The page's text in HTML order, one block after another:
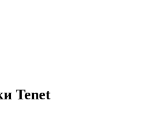
Tenet